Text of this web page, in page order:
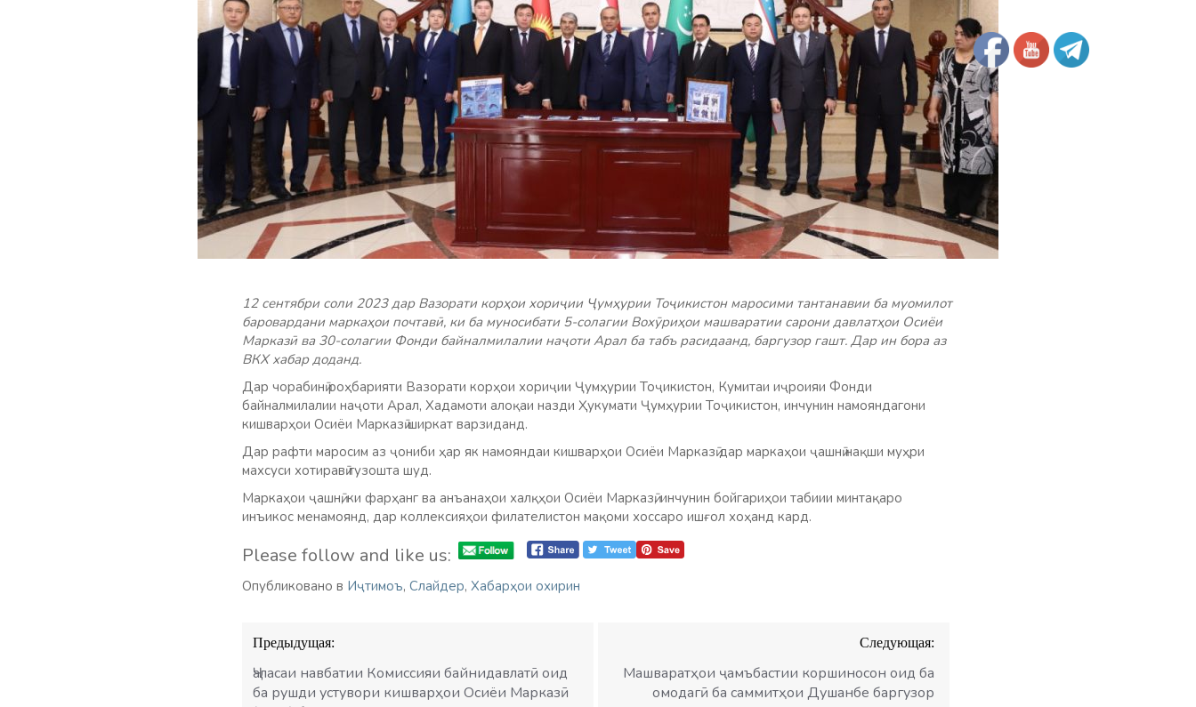
12 сентябри соли 2023 дар Вазорати корҳои хориҷии Ҷумҳурии Тоҷикистон маросими тантанавии ба муомилот
баровардани маркаҳои почтавӣ, ки ба муносибати 5-солагии Вохӯриҳои машваратии сарони давлатҳои Осиёи
Марказӣ ва 30-солагии Фонди байналмилалии наҷоти Арал ба табъ расидаанд, баргузор гашт. Дар ин бора аз
ВКХ хабар доданд.
Дар чорабинӣ роҳбарияти Вазорати корҳои хориҷии Ҷумҳурии Тоҷикистон, Кумитаи иҷроияи Фонди
байналмилалии наҷоти Арал, Хадамоти алоқаи назди Ҳукумати Ҷумҳурии Тоҷикистон, инчунин намояндагони
кишварҳои Осиёи Марказӣ ширкат варзиданд.
Дар рафти маросим аз ҷониби ҳар як намояндаи кишварҳои Осиёи Марказӣ дар маркаҳои ҷашнӣ нақши муҳри
махсуси хотиравӣ гузошта шуд.
Маркаҳои ҷашнӣ, ки фарҳанг ва анъанаҳои халқҳои Осиёи Марказӣ, инчунин бойгариҳои табиии минтақаро
инъикос менамоянд, дар коллексияҳои филателистон мақоми хоссаро ишғол хоҳанд кард.
Please follow and like us:
Опубликовано в Иҷтимоъ, Слайдер, Хабарҳои охирин
Навигация
по
записям
Предыдущая:
Ҷаласаи навбатии Комиссияи байнидавлатӣ оид
ба рушди устувори кишварҳои Осиёи Марказӣ
Следующая:
Машваратҳои ҷамъбастии коршиносон оид ба
омодагӣ ба саммитҳои Душанбе баргузор